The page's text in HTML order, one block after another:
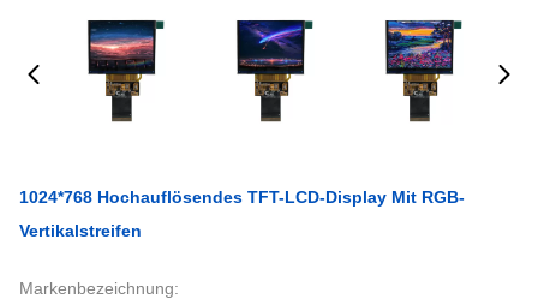
1024*768 Hochauflösendes TFT-LCD-Display Mit RGB-
Vertikalstreifen
Markenbezeichnung: